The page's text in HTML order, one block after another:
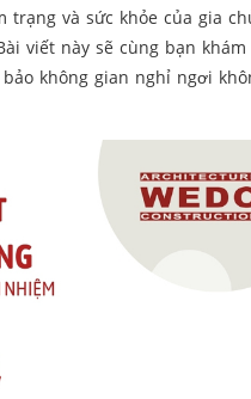
và sức khỏe của gia
viết này sẽ cùng bạn
không gian nghỉ ngơi